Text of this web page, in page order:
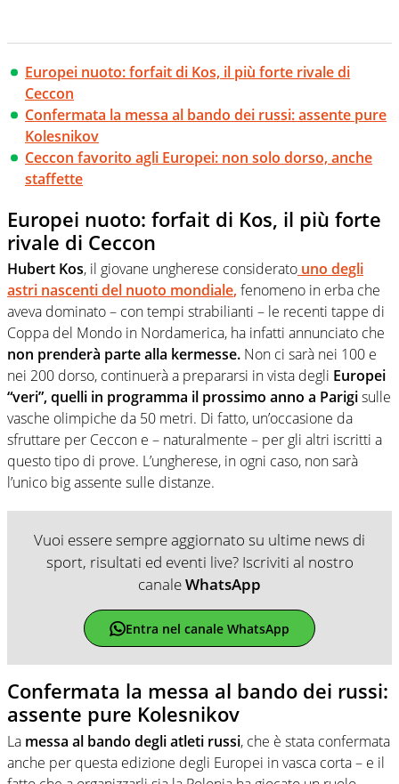
Europei nuoto: forfait di Kos, il più forte rivale di
Ceccon
Confermata la messa al bando dei russi: assente pure
Kolesnikov
Ceccon favorito agli Europei: non solo dorso, anche
staffette
Europei nuoto: forfait di Kos, il più forte
rivale di Ceccon
Hubert Kos, il giovane ungherese considerato uno degli
astri nascenti del nuoto mondiale,fenomeno in erba che
aveva dominato – con tempi strabilianti – le recenti tappe di
Coppa del Mondo in Nordamerica, ha infatti annunciato che
non prenderà parte alla kermesse. Non ci sarà nei 100 e
nei 200 dorso, continuerà a prepararsi in vista degli Europei
“veri”, quelli in programma il prossimo anno a Parigisulle
vasche olimpiche da 50 metri. Di fatto, un’occasione da
sfruttare per Ceccon e – naturalmente – per gli altri iscritti a
questo tipo di prove. L’ungherese, in ogni caso, non sarà
l’unico big assente sulle distanze.
Vuoi essere sempre aggiornato su ultime news di
sport, risultati ed eventi live? Iscriviti al nostro
canaleWhatsApp
Entra nel canale WhatsApp
Confermata la messa al bando dei russi:
assente pure Kolesnikov
La messa al bando degli atleti russi, che è stata confermata
anche per questa edizione degli Europei in vasca corta – e il